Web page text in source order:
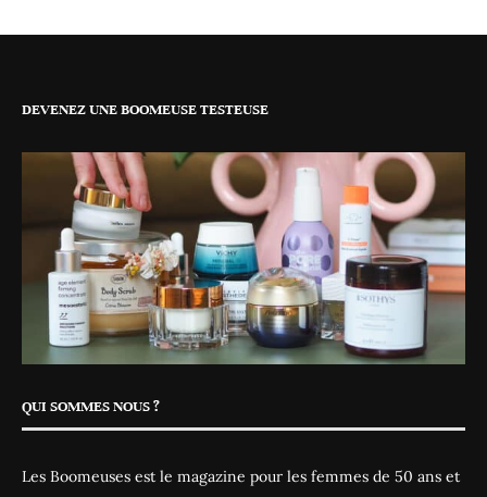
DEVENEZ UNE BOOMEUSE TESTEUSE
QUI SOMMES NOUS ?
Les Boomeuses est le magazine pour les femmes de 50 ans et